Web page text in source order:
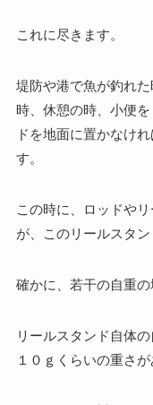
これに尽きます。
堤防や港で魚が釣れ
時、休憩の時、小便
ドを地面に置かなけ
す。
この時に、ロッドや
が、このリールスタン
確かに、若干の自重の
リールスタンド自体
１０ｇくらいの重さが